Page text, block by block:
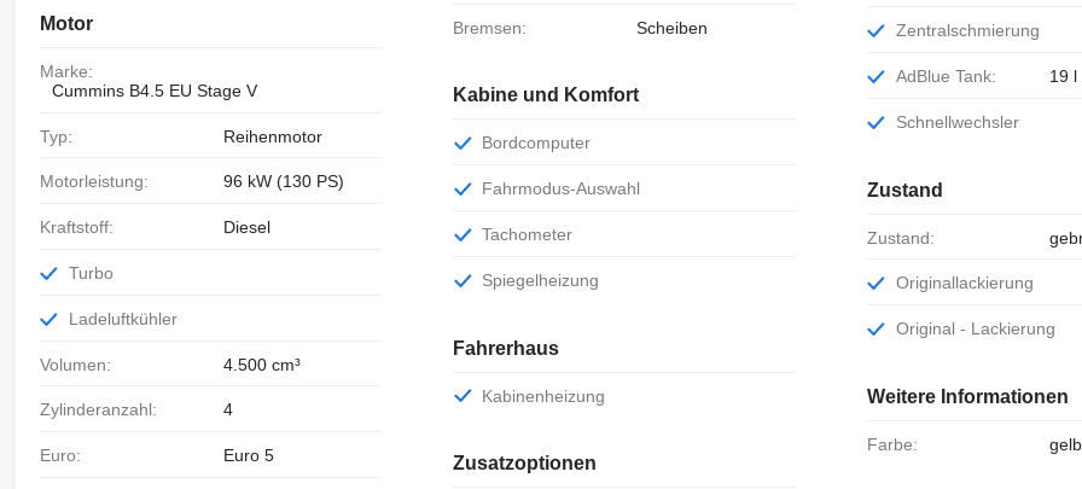
Motor
Marke:
Cummins B4.5 EU Stage V
Typ: Reihenmotor
Motorleistung: 96 kW (130 PS)
Kraftstoff: Diesel
Turbo
Ladeluftkühler
Volumen: 4.500 cm³
Zylinderanzahl: 4
Euro: Euro 5
Bremsen: Scheiben
Kabine und Komfort
Bordcomputer
Fahrmodus-Auswahl
Tachometer
Spiegelheizung
Fahrerhaus
Kabinenheizung
Zusatzoptionen
Zentralschmierung
AdBlue Tank: 19 l
Schnellwechsler
Zustand
Zustand:
Originallackierung
Original - Lackierung
Weitere Informationen
Farbe: gelb